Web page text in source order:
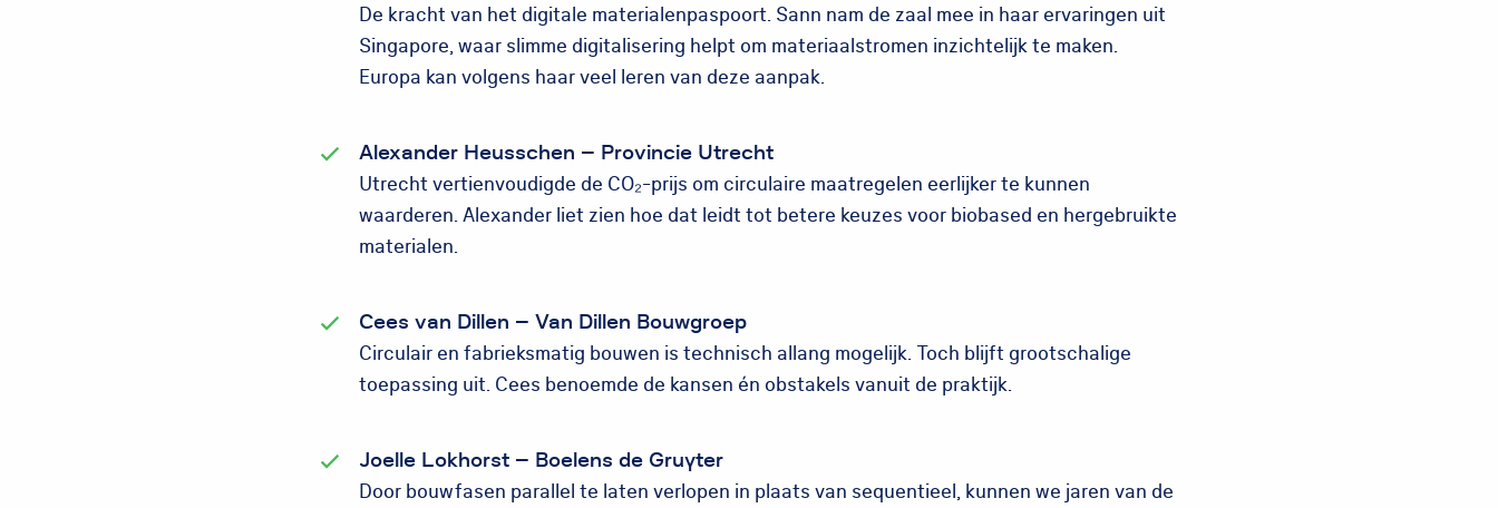
De kracht van het digitale materialenpaspoort. Sann nam de zaal mee in haar ervaringen uit
Singapore, waar slimme digitalisering helpt om materiaalstromen inzichtelijk te maken.
Europa kan volgens haar veel leren van deze aanpak.
Alexander Heusschen – Provincie Utrecht
Utrecht vertienvoudigde de CO₂-prijs om circulaire maatregelen eerlijker te kunnen
waarderen. Alexander liet zien hoe dat leidt tot betere keuzes voor biobased en hergebruikte
materialen.
Cees van Dillen – Van Dillen Bouwgroep
Circulair en fabrieksmatig bouwen is technisch allang mogelijk. Toch blijft grootschalige
toepassing uit. Cees benoemde de kansen én obstakels vanuit de praktijk.
Joelle Lokhorst – Boelens de Gruyter
Door bouwfasen parallel te laten verlopen in plaats van sequentieel, kunnen we jaren van de